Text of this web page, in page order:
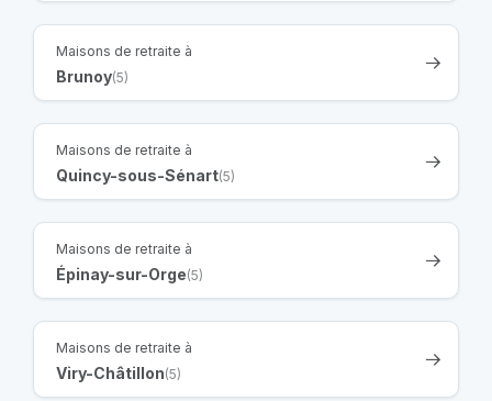
Maisons de retraite à
Brunoy(5)
Maisons de retraite à
Quincy-sous-Sénart(5)
Maisons de retraite à
Épinay-sur-Orge(5)
Maisons de retraite à
Viry-Châtillon(5)